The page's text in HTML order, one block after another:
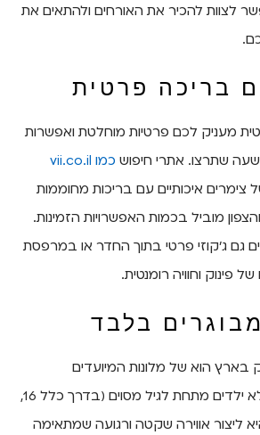
לצוות להכיר את האורחים ולהתאים את
בריכה פרטית
מעניק לכם פרטיות מוחלטת ואפשרות
שתרצו. אתרי חיפוש כמו vii.co.il
צימרים איכותיים עם בריכות מחוממות
מוביל בכמות האפשרויות הזמינות.
גם ג'קוזי פרטי בתוך החדר או במרפסת
פינוק וחוויה רומנטית.
בלבד
בארץ הוא של מלונות המיועדים
למבוגרים בלבד, ללא ילדים מתחת לגיל מסוים (בדרך כלל 16,
היא ליצור אווירה שקטה ורגועה שמתאימה